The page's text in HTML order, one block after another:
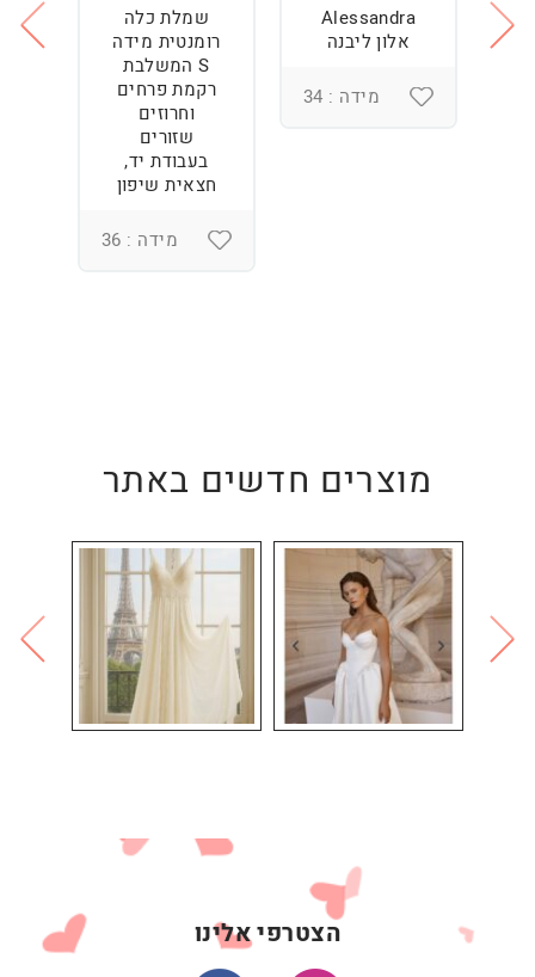
Alessandra
אלון ליבנה
מידה : 34
שמלת כלה
רומנטית מידה
S המשלבת
רקמת פרחים
וחרוזים
שזורים
בעבודת יד,
חצאית שיפון
מידה : 36
מוצרים חדשים באתר
הצטרפי אלינו